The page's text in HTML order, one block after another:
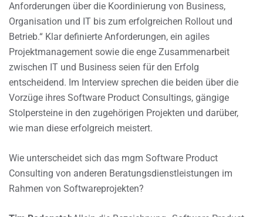
Anforderungen über die Koordinierung von Business,
Organisation und IT bis zum erfolgreichen Rollout und
Betrieb.“ Klar definierte Anforderungen, ein agiles
Projektmanagement sowie die enge Zusammenarbeit
zwischen IT und Business seien für den Erfolg
entscheidend. Im Interview sprechen die beiden über die
Vorzüge ihres Software Product Consultings, gängige
Stolpersteine in den zugehörigen Projekten und darüber,
wie man diese erfolgreich meistert.
Wie unterscheidet sich das mgm Software Product
Consulting von anderen Beratungsdienstleistungen im
Rahmen von Softwareprojekten?